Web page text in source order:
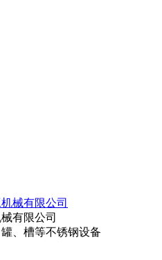
有限公司
、槽等不锈钢设备